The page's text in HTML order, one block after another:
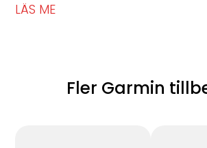
LÄS ME
Fler Garmin